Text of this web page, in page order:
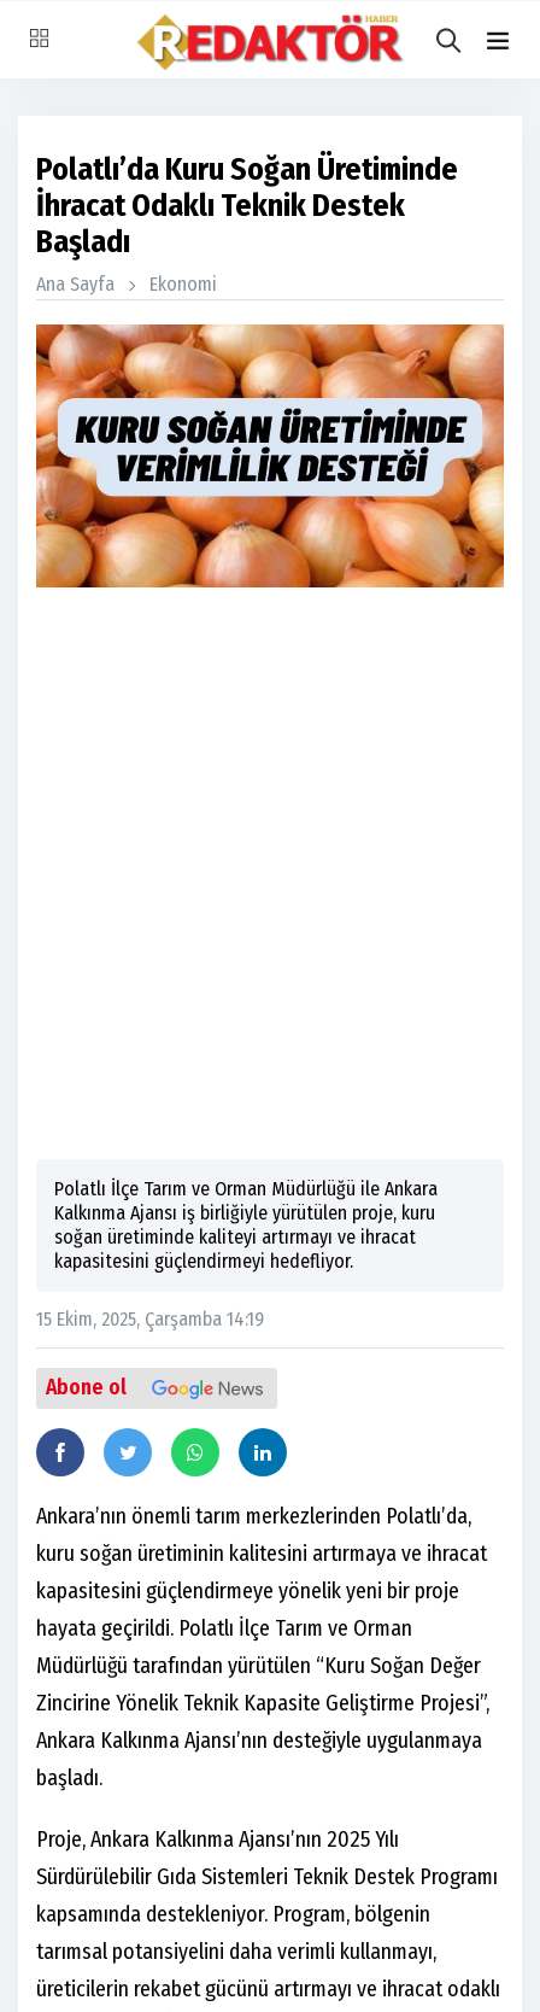
Polatlı’da Kuru Soğan Üretiminde
İhracat Odaklı Teknik Destek
Başladı
Ana Sayfa Ekonomi
Polatlı İlçe Tarım ve Orman Müdürlüğü ile Ankara
Kalkınma Ajansı iş birliğiyle yürütülen proje, kuru
soğan üretiminde kaliteyi artırmayı ve ihracat
kapasitesini güçlendirmeyi hedefliyor.
15 Ekim, 2025, Çarşamba 14:19
Abone ol
Ankara’nın önemli tarım merkezlerinden Polatlı’da,
kuru soğan üretiminin kalitesini artırmaya ve ihracat
kapasitesini güçlendirmeye yönelik yeni bir proje
hayata geçirildi. Polatlı İlçe Tarım ve Orman
Müdürlüğü tarafından yürütülen “Kuru Soğan Değer
Zincirine Yönelik Teknik Kapasite Geliştirme Projesi”,
Ankara Kalkınma Ajansı’nın desteğiyle uygulanmaya
başladı.
Proje, Ankara Kalkınma Ajansı’nın 2025 Yılı
Sürdürülebilir Gıda Sistemleri Teknik Destek Programı
kapsamında destekleniyor. Program, bölgenin
tarımsal potansiyelini daha verimli kullanmayı,
üreticilerin rekabet gücünü artırmayı ve ihracat odaklı